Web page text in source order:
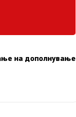
на дополнување